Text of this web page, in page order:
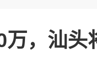
万，汕头